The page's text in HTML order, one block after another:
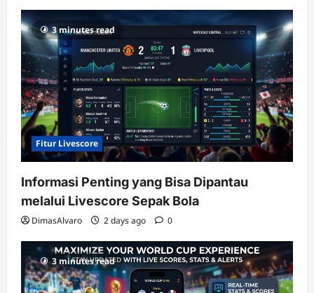
RTP
terupdate
3 minutes read
Fitur Livescore
Informasi Penting yang Bisa Dipantau
melalui Livescore Sepak Bola
DimasAlvaro 2 days ago 0
3 minutes read